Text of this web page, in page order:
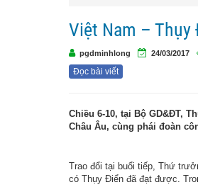
Việt Nam – Thụy
pgdminhlong 24/03/2017
Đọc bài viết
Chiều 6-10, tại Bộ GD&ĐT,
Châu Âu, cùng phái đoàn
Trao đổi tại buổi tiếp, Thứ
có Thụy Điển đã đạt được.